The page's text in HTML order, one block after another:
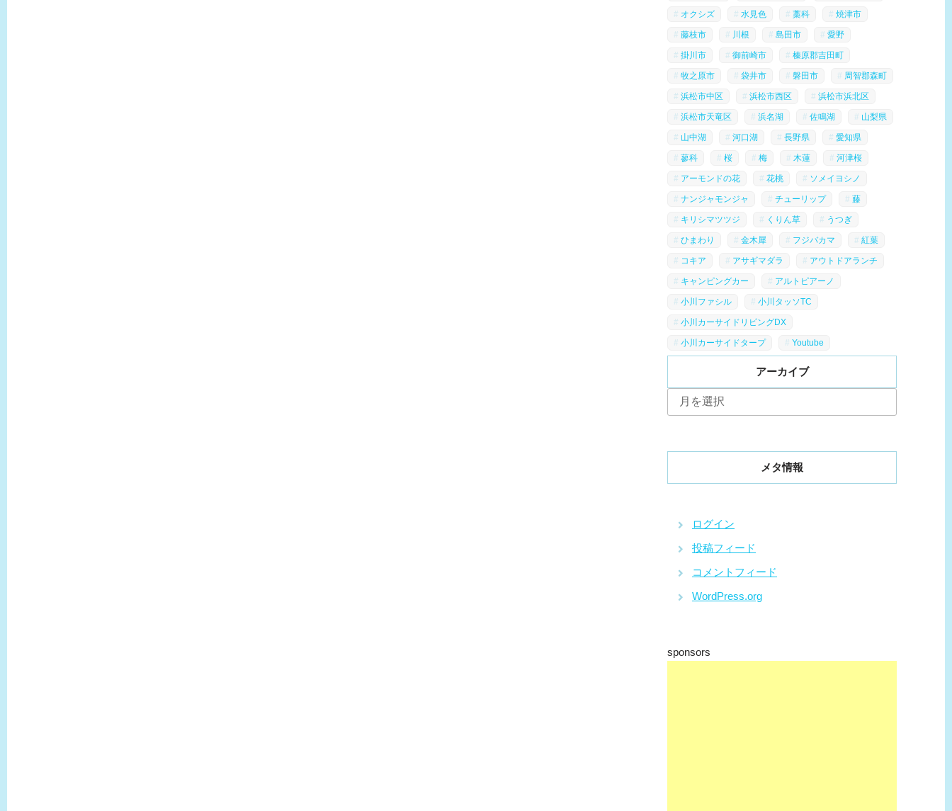
オクシズ 水見色 藁科 焼津市
藤枝市 川根 島田市 愛野
掛川市 御前崎市 榛原郡吉田町
牧之原市 袋井市 磐田市 周智郡森町
浜松市中区 浜松市西区 浜松市浜北区
浜松市天竜区 浜名湖 佐鳴湖 山梨県
山中湖 河口湖 長野県 愛知県
蓼科 桜 梅 木蓮 河津桜
アーモンドの花 花桃 ソメイヨシノ
ナンジャモンジャ チューリップ 藤
キリシマツツジ くりん草 うつぎ
ひまわり 金木犀 フジバカマ 紅葉
コキア アサギマダラ アウトドアランチ
キャンピングカー アルトピアーノ
小川ファシル 小川タッソTC
小川カーサイドリビングDX
小川カーサイドタープ Youtube
アーカイブ
ー
メタ情報
ログイン
投稿フィード
コメントフィード
WordPress.org
sponsors